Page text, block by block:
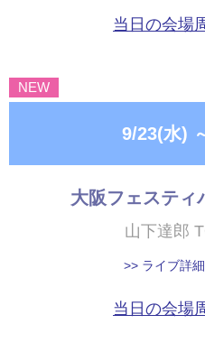
当日の会場
NEW
9/23(水)
大阪フェスティ
山下達郎
>> ライブ詳
当日の会場